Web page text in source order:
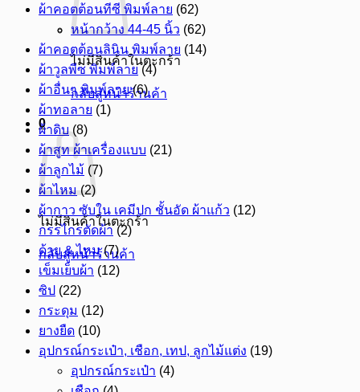
ไม่มีสินค้าในตะกร้า
กลับสู่หน้าร้านค้า
0
ไม่มีสินค้าในตะกร้า
กลับสู่หน้าร้านค้า
ผ้าคอตต้อนทีซี พิมพ์ลาย (62)
หน้ากว้าง 44-45 นิ้ว (62)
ผ้าคอตต้อนลินิน พิมพ์ลาย (14)
ผ้าวูลพีซ พิมพ์ลาย (4)
ผ้าอื่นๆ พิมพ์ลาย (6)
ผ้าทอลาย (1)
ผ้าดิบ (8)
ผ้าสูท ผ้าเครื่องแบบ (21)
ผ้าลูกไม้ (7)
ผ้าไหม (2)
ผ้ากาว ซับใน เคมีปก ชั้นอัด ผ้าแก้ว (12)
กรรไกรตัดผ้า (2)
ด้าย & ไหม (7)
เข็มเย็บผ้า (12)
ซิป (22)
กระดุม (12)
ยางยืด (10)
อุปกรณ์กระเป๋า, เชือก, เทป, ลูกไม้แต่ง (19)
อุปกรณ์กระเป๋า (4)